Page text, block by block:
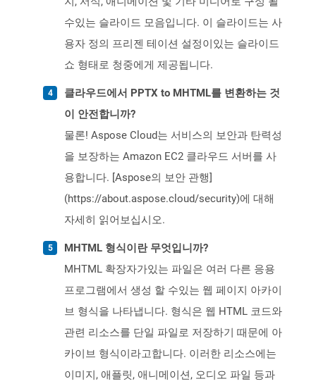
수있는 슬라이드 모음입니다. 이 슬라이드는 사
용자 정의 프리젠 테이션 설정이있는 슬라이드
쇼 형태로 청중에게 제공됩니다.
클라우드에서 PPTX to MHTML를 변환하는 것
이 안전합니까?
물론! Aspose Cloud는 서비스의 보안과 탄력성
을 보장하는 Amazon EC2 클라우드 서버를 사
용합니다. [Aspose의 보안 관행]
(https://about.aspose.cloud/security)에 대해
자세히 읽어보십시오.
MHTML 형식이란 무엇입니까?
MHTML 확장자가있는 파일은 여러 다른 응용
프로그램에서 생성 할 수있는 웹 페이지 아카이
브 형식을 나타냅니다. 형식은 웹 HTML 코드와
관련 리소스를 단일 파일로 저장하기 때문에 아
카이브 형식이라고합니다. 이러한 리소스에는
이미지, 애플릿, 애니메이션, 오디오 파일 등과